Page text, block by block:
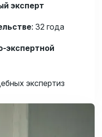
эксперт
: 32 года
экспертной
экспертиз